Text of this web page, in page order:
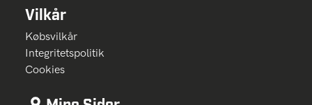
Vilkår
Købsvilkår
Integritetspolitik
Cookies